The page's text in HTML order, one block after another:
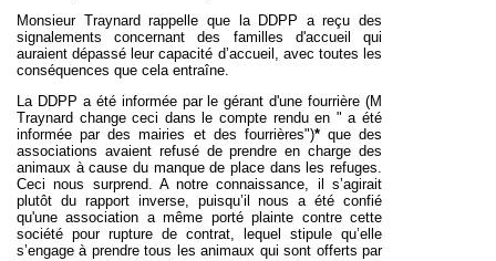
Monsieur Traynard rappelle que la DDPP a reçu des
signalements concernant des familles d'accueil qui
auraient dépassé leur capacité d’accueil, avec toutes les
conséquences que cela entraîne.
La DDPP a été informée par le gérant d'une fourrière (M
Traynard change ceci dans le compte rendu en " a été
informée par des mairies et des fourrières")* que des
associations avaient refusé de prendre en charge des
animaux à cause du manque de place dans les refuges.
Ceci nous surprend. A notre connaissance, il s’agirait
plutôt du rapport inverse, puisqu’il nous a été confié
qu'une association a même porté plainte contre cette
société pour rupture de contrat, lequel stipule qu’elle
s’engage à prendre tous les animaux qui sont offerts par